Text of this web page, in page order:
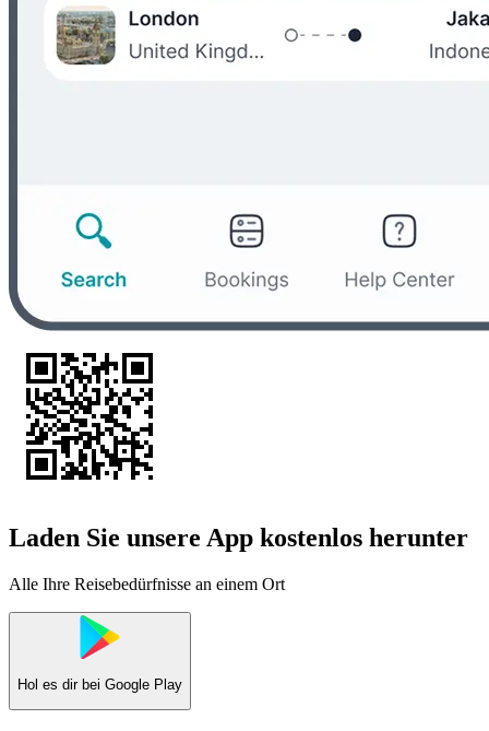
Laden Sie unsere App kostenlos herunter
Alle Ihre Reisebedürfnisse an einem Ort
Hol es dir bei Google Play